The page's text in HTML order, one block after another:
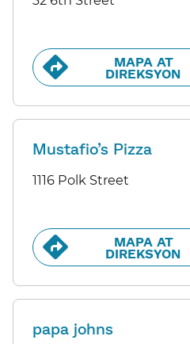
MAPA AT
DIREKSYON​​
Mustafio’s Pizza
1116 Polk Street
MAPA AT
DIREKSYON​​
papa johns